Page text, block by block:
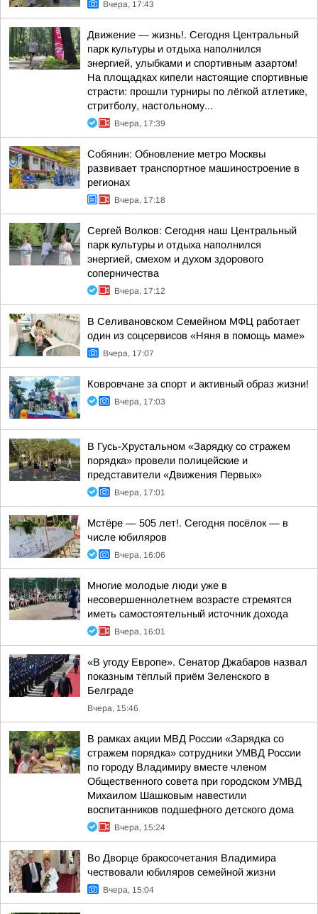
Вчера, 17:43
Движение — жизнь!. Сегодня Центральный
парк культуры и отдыха наполнился
энергией, улыбками и спортивным азартом!
На площадках кипели настоящие спортивные
страсти: прошли турниры по лёгкой атлетике,
стритболу, настольному...
Вчера, 17:39
Собянин: Обновление метро Москвы
развивает транспортное машиностроение в
регионах
Вчера, 17:18
Сергей Волков: Сегодня наш Центральный
парк культуры и отдыха наполнился
энергией, смехом и духом здорового
соперничества
Вчера, 17:12
В Селивановском Семейном МФЦ работает
один из соцсервисов «Няня в помощь маме»
Вчера, 17:07
Ковровчане за спорт и активный образ жизни!
Вчера, 17:03
В Гусь-Хрустальном «Зарядку со стражем
порядка» провели полицейские и
представители «Движения Первых»
Вчера, 17:01
Мстёре — 505 лет!. Сегодня посёлок — в
числе юбиляров
Вчера, 16:06
Многие молодые люди уже в
несовершеннолетнем возрасте стремятся
иметь самостоятельный источник дохода
Вчера, 16:01
«В угоду Европе». Сенатор Джабаров назвал
показным тёплый приём Зеленского в
Белграде
Вчера, 15:46
В рамках акции МВД России «Зарядка со
стражем порядка» сотрудники УМВД России
по городу Владимиру вместе членом
Общественного совета при городском УМВД
Михаилом Шашковым навестили
воспитанников подшефного детского дома
Вчера, 15:24
Во Дворце бракосочетания Владимира
чествовали юбиляров семейной жизни
Вчера, 15:04